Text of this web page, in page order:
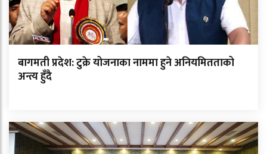
बागमती प्रदेश: टुक्रे योजनाका नाममा हुने अनियमितताको
अन्त्य हुँदै